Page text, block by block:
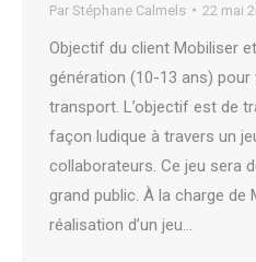
Par Stéphane Calmels 22 mai
Objectif du client Mobiliser
génération (10-13 ans) pour
transport. L’objectif est de
façon ludique à travers un
collaborateurs. Ce jeu sera
grand public. À la charge de
réalisation d’un jeu…